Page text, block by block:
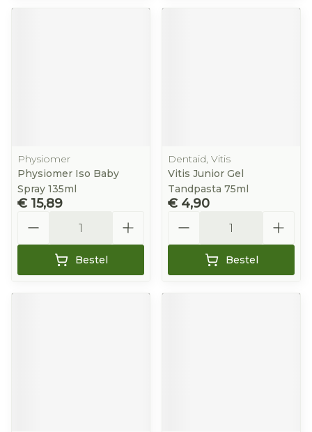
Physiomer
Physiomer Iso Baby
Spray 135ml
€ 15,89
Bestel
Dentaid, Vitis
Vitis Junior Gel
Tandpasta 75ml
€ 4,90
Bestel